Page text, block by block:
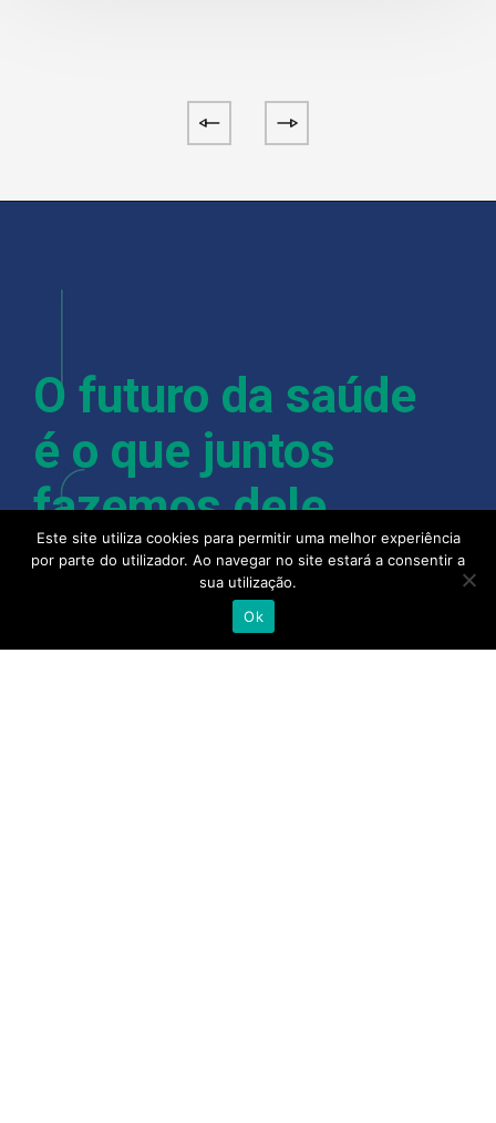
O futuro da saúde
é o que juntos
fazemos dele.
Com mais de 400 colaboradores, instalações em
Lisboa, Porto, Almancil, Castelo Branco, Açores e
Madeira, a Alliance Healthcare e as suas pessoas
Este site utiliza cookies para permitir uma melhor experiência
por parte do utilizador. Ao navegar no site estará a consentir a
sua utilização.
Ok